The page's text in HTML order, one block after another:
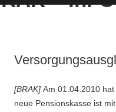
[BRAK] Am 01.04.2010
neue Pensionskasse ist